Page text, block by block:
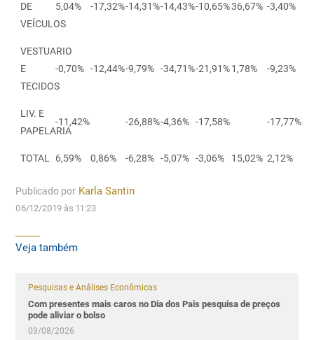
DE
VEÍCULOS
5,04% -17,32%-14,31%-14,43%-10,65%36,67% -3,40%
VESTUARIO
E
TECIDOS
-0,70% -12,44%-9,79% -34,71%-21,91%1,78% -9,23%
LIV. E
PAPELARIA
-11,42% -26,88%-4,36% -17,58% -17,77%
TOTAL 6,59% 0,86% -6,28% -5,07% -3,06% 15,02% 2,12%
Publicado por Karla Santin
06/12/2019 às 11:23
Veja também
Pesquisas e Análises Econômicas
Com presentes mais caros no Dia dos Pais pesquisa de preços
pode aliviar o bolso
03/08/2026